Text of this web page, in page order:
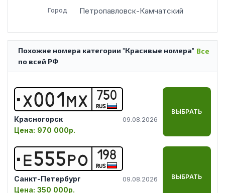
Город Петропавловск-Камчатский
Все
Похожие номера категории "Красивые номера"
по всей РФ
Х001 МХ 750
RUS
Красногорск 09.08.2026
Цена: 970 000р.
ВЫБРАТЬ
Е555РО 198
RUS
Санкт-Петербург 09.08.2026
Цена: 350 000р.
ВЫБРАТЬ